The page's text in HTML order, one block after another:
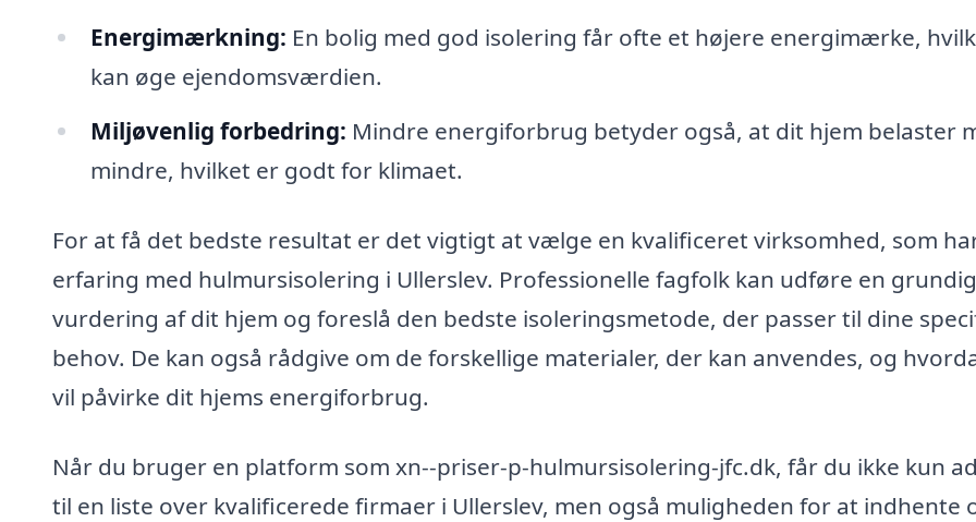
Energimærkning: En bolig med god isolering får ofte et højere energimærke,
kan øge ejendomsværdien.
Miljøvenlig forbedring: Mindre energiforbrug betyder også, at dit hjem belaster
mindre, hvilket er godt for klimaet.
For at få det bedste resultat er det vigtigt at vælge en kvalificeret virksomhed, som
erfaring med hulmursisolering i Ullerslev. Professionelle fagfolk kan udføre en grundig
vurdering af dit hjem og foreslå den bedste isoleringsmetode, der passer til dine
behov. De kan også rådgive om de forskellige materialer, der kan anvendes, og
vil påvirke dit hjems energiforbrug.
Når du bruger en platform som xn--priser-p-hulmursisolering-jfc.dk, får du ikke kun
til en liste over kvalificerede firmaer i Ullerslev, men også muligheden for at indhente